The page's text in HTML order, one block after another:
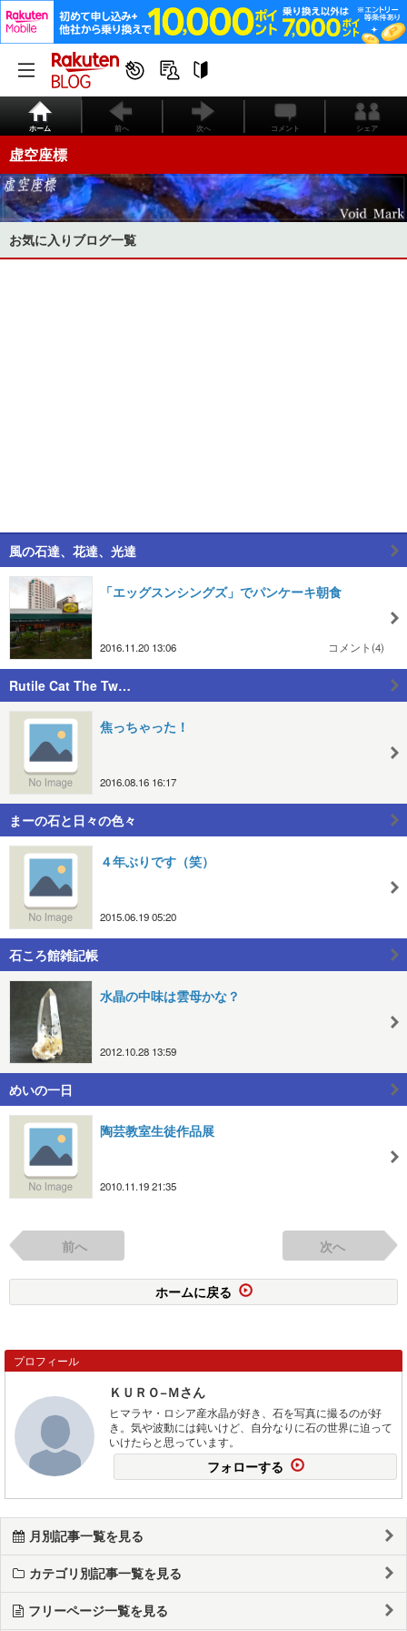
ホーム 前へ 次へ コメント シェア
虚空座標
お気に入りブログ一覧
風の石達、花達、光達
「エッグスンシングズ」でパンケーキ朝食
2016.11.20 13:06 コメント(4)
Rutile Cat The Tw…
焦っちゃった！
2016.08.16 16:17
まーの石と日々の色々
４年ぶりです（笑）
2015.06.19 05:20
石ころ館雑記帳
水晶の中味は雲母かな？
2012.10.28 13:59
めいの一日
陶芸教室生徒作品展
2010.11.19 21:35
前へ 次へ
ホームに戻る
プロフィール
ＫＵＲＯ−Ｍさん
ヒマラヤ・ロシア産水晶が好き、石を写真に撮るのが好
き。気や波動には鈍いけど、自分なりに石の世界に迫って
いけたらと思っています。
フォローする
月別記事一覧を見る
カテゴリ別記事一覧を見る
フリーページ一覧を見る